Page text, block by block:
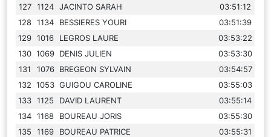
127 1124 JACINTO SARAH
03:51:12
128 1134 BESSIERES YOURI
03:51:39
129 1016 LEGROS LAURE
03:53:22
130 1069 DENIS JULIEN
03:53:30
131
1076 BREGEON SYLVAIN
03:54:57
132 1053 GUIGOU CAROLINE
03:55:03
133 1125 DAVID LAURENT
03:55:14
134 1168 BOUREAU JORIS
03:55:30
135
1169 BOUREAU PATRICE
03:55:31